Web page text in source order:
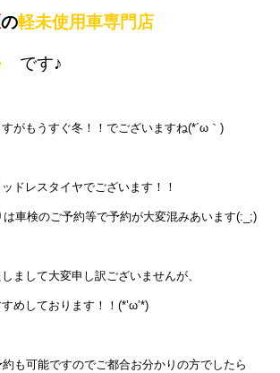
の軽未使用車専門店
です♪
がもうすぐ冬！！でございますね(*´ω｀)
ドレスタイヤでございます！！
車検のご予約等で予約が大変混みあいます(:_;)
まして大変申し訳ございませんが、
めしております！！(*’ω’*)
も可能ですのでご都合お分かりの方でしたら